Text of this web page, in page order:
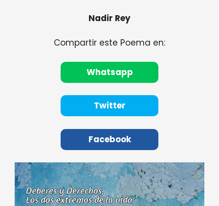
Nadir Rey
Compartir este Poema en:
Whatsapp
Twitter
Facebook